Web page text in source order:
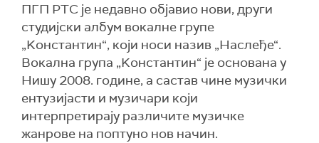
ПГП РТС је недавно објавио нови, други
студијски албум вокалне групе
„Kонстантин“, који носи назив „Наслеђе“.
Вокална група „Kонстантин“ је основана у
Нишу 2008. године, а састав чине музички
ентузијасти и музичари који
интерпретирају различите музичке
жанрове на поптуно нов начин.